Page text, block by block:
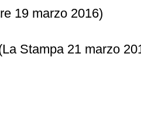
19 marzo 2016)
Stampa 21 marzo